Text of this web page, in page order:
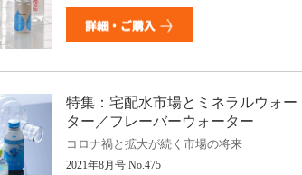
特集：宅配水市場とミネラルウォー
ター／フレーバーウォーター
コロナ禍と拡大が続く市場の将来
2021年8月号No.475